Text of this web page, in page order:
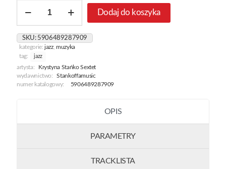
Return
Revisited
Dodaj do koszyka
SKU: 5906489287909
kategorie: jazz,muzyka
tag:
jazz
artysta:
Krystyna Stańko Sextet
wydawnictwo:
Stankoffamusic
numer katalogowy:
5906489287909
OPIS
PARAMETRY
TRACKLISTA